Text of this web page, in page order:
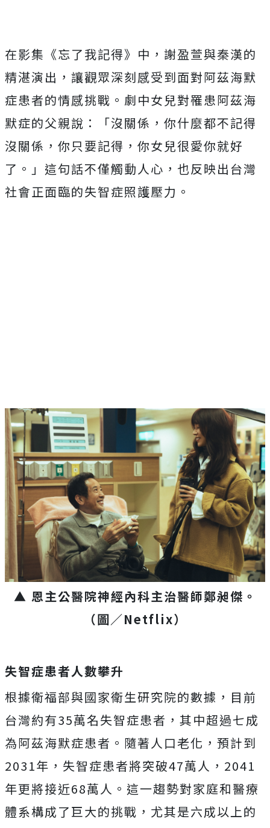
在影集《忘了我記得》中，謝盈萱與秦漢的
精湛演出，讓觀眾深刻感受到面對阿茲海默
症患者的情感挑戰。劇中女兒對罹患阿茲海
默症的父親說：「沒關係，你什麼都不記得
沒關係，你只要記得，你女兒很愛你就好
了。」這句話不僅觸動人心，也反映出台灣
社會正面臨的失智症照護壓力。
▲ 恩主公醫院神經內科主治醫師鄭昶傑。
（圖／Netflix）
失智症患者人數攀升
根據衛福部與國家衛生研究院的數據，目前
台灣約有35萬名失智症患者，其中超過七成
為阿茲海默症患者。隨著人口老化，預計到
2031年，失智症患者將突破47萬人，2041
年更將接近68萬人。這一趨勢對家庭和醫療
體系構成了巨大的挑戰，尤其是六成以上的